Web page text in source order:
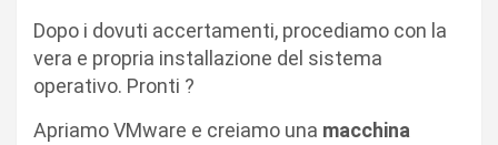
Dopo i dovuti accertamenti, procediamo con la
vera e propria installazione del sistema
operativo. Pronti ?
Apriamo VMware e creiamo una macchina